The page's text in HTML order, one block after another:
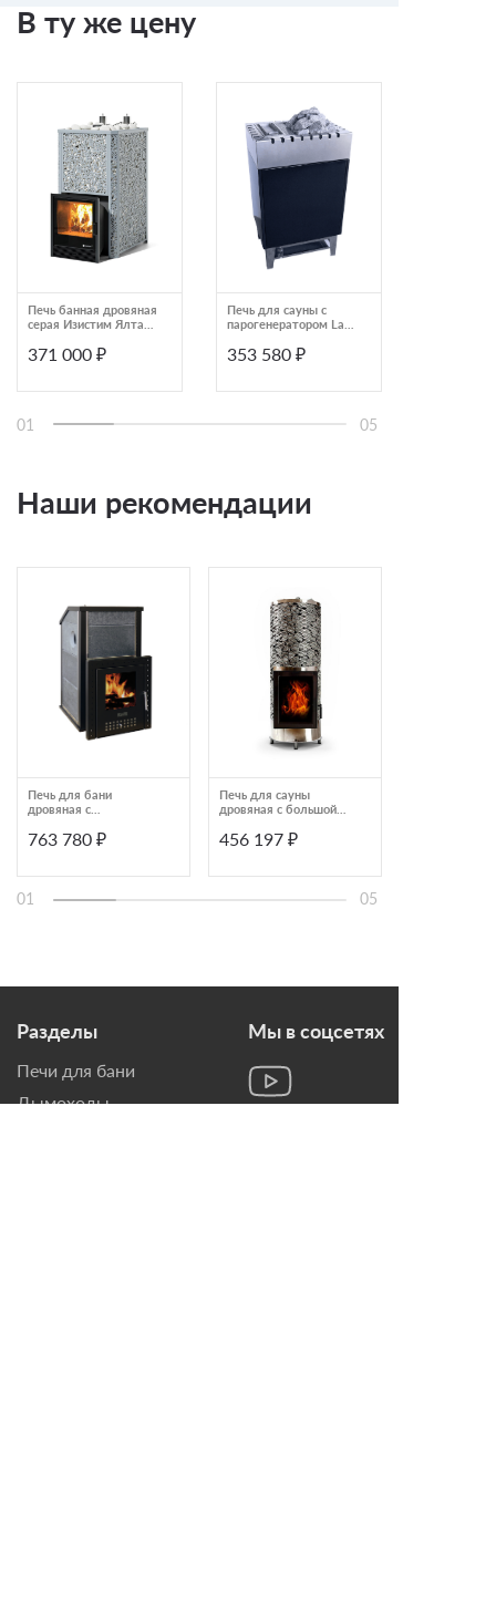
В ту же цену
Печь банная дровяная
серая Изистим Ялта
371 000 ₽
Печь для сауны с
парогенератором Lang
кВт
353 580 ₽
01 05
Наши рекомендации
Печь для бани
дровяная с
талькомагнезит
763 780 ₽
Печь для сауны
дровяная с большой
IKI KIVI 143_25
456 197 ₽
01 05
Разделы
Печи для бани
Дымоходы
Мы в соцсетях